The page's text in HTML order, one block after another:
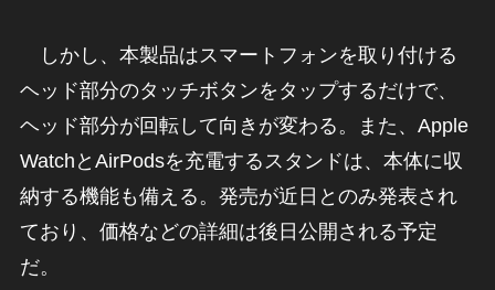
しかし、本製品はスマートフォンを取り付ける
ヘッド部分のタッチボタンをタップするだけで、
ヘッド部分が回転して向きが変わる。また、Apple
WatchとAirPodsを充電するスタンドは、本体に収
納する機能も備える。発売が近日とのみ発表され
ており、価格などの詳細は後日公開される予定
だ。